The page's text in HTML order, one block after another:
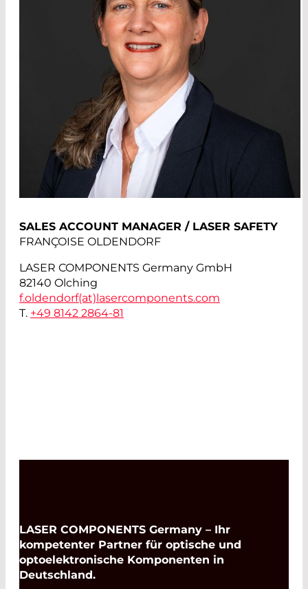
SALES ACCOUNT MANAGER / LASER SAFETY
FRANÇOISE OLDENDORF
LASER COMPONENTS Germany GmbH
82140 Olching
f.oldendorf(at)lasercomponents.com
T. +49 8142 2864-81
LASER COMPONENTS Germany – Ihr
kompetenter Partner für optische und
optoelektronische Komponenten in
Deutschland.